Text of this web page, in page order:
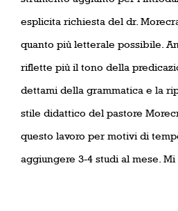
esplicita richiesta del dr.
quanto più letterale possibile.
riflette più il tono della
dettami della grammatica e la
stile didattico del pastore
questo lavoro per motivi di
aggiungere 3-4 studi al mese. Mi